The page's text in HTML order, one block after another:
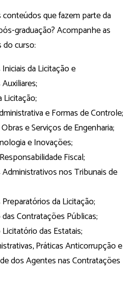
que fazem parte da
graduação? Acompanhe as
do curso:
da Licitação e
Licitação;
e Formas de Controle;
e Serviços de Engenharia;
e Inovações;
Fiscal;
nos Tribunais de
da Licitação;
das Contratações Públicas;
das Estatais;
Práticas Anticorrupção e
dos Agentes nas Contratações